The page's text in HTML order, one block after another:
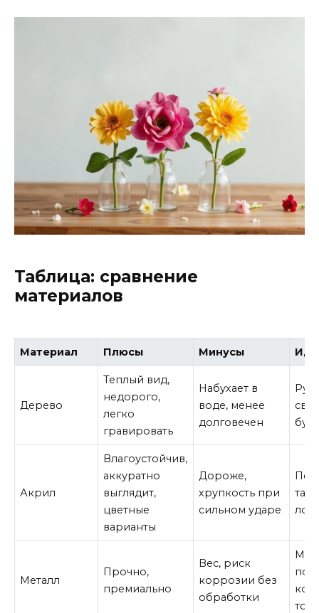
Таблица: сравнение
материалов
Материал Плюсы Минусы
Дерево
Теплый вид,
недорого,
легко
гравировать
Набухает в
воде, менее
долговечен
Акрил
Влагоустойчив,
аккуратно
выглядит,
цветные
варианты
Дороже,
хрупкость при
сильном ударе
Металл
Прочно,
премиально
Вес, риск
коррозии без
обработки